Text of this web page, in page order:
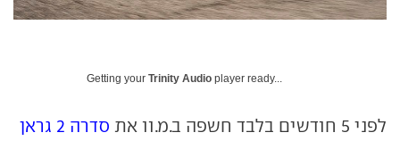
Getting your Trinity Audio player ready...
לפני 5 חודשים בלבד חשפה ב.מ.וו את
סדרה 2 גראן